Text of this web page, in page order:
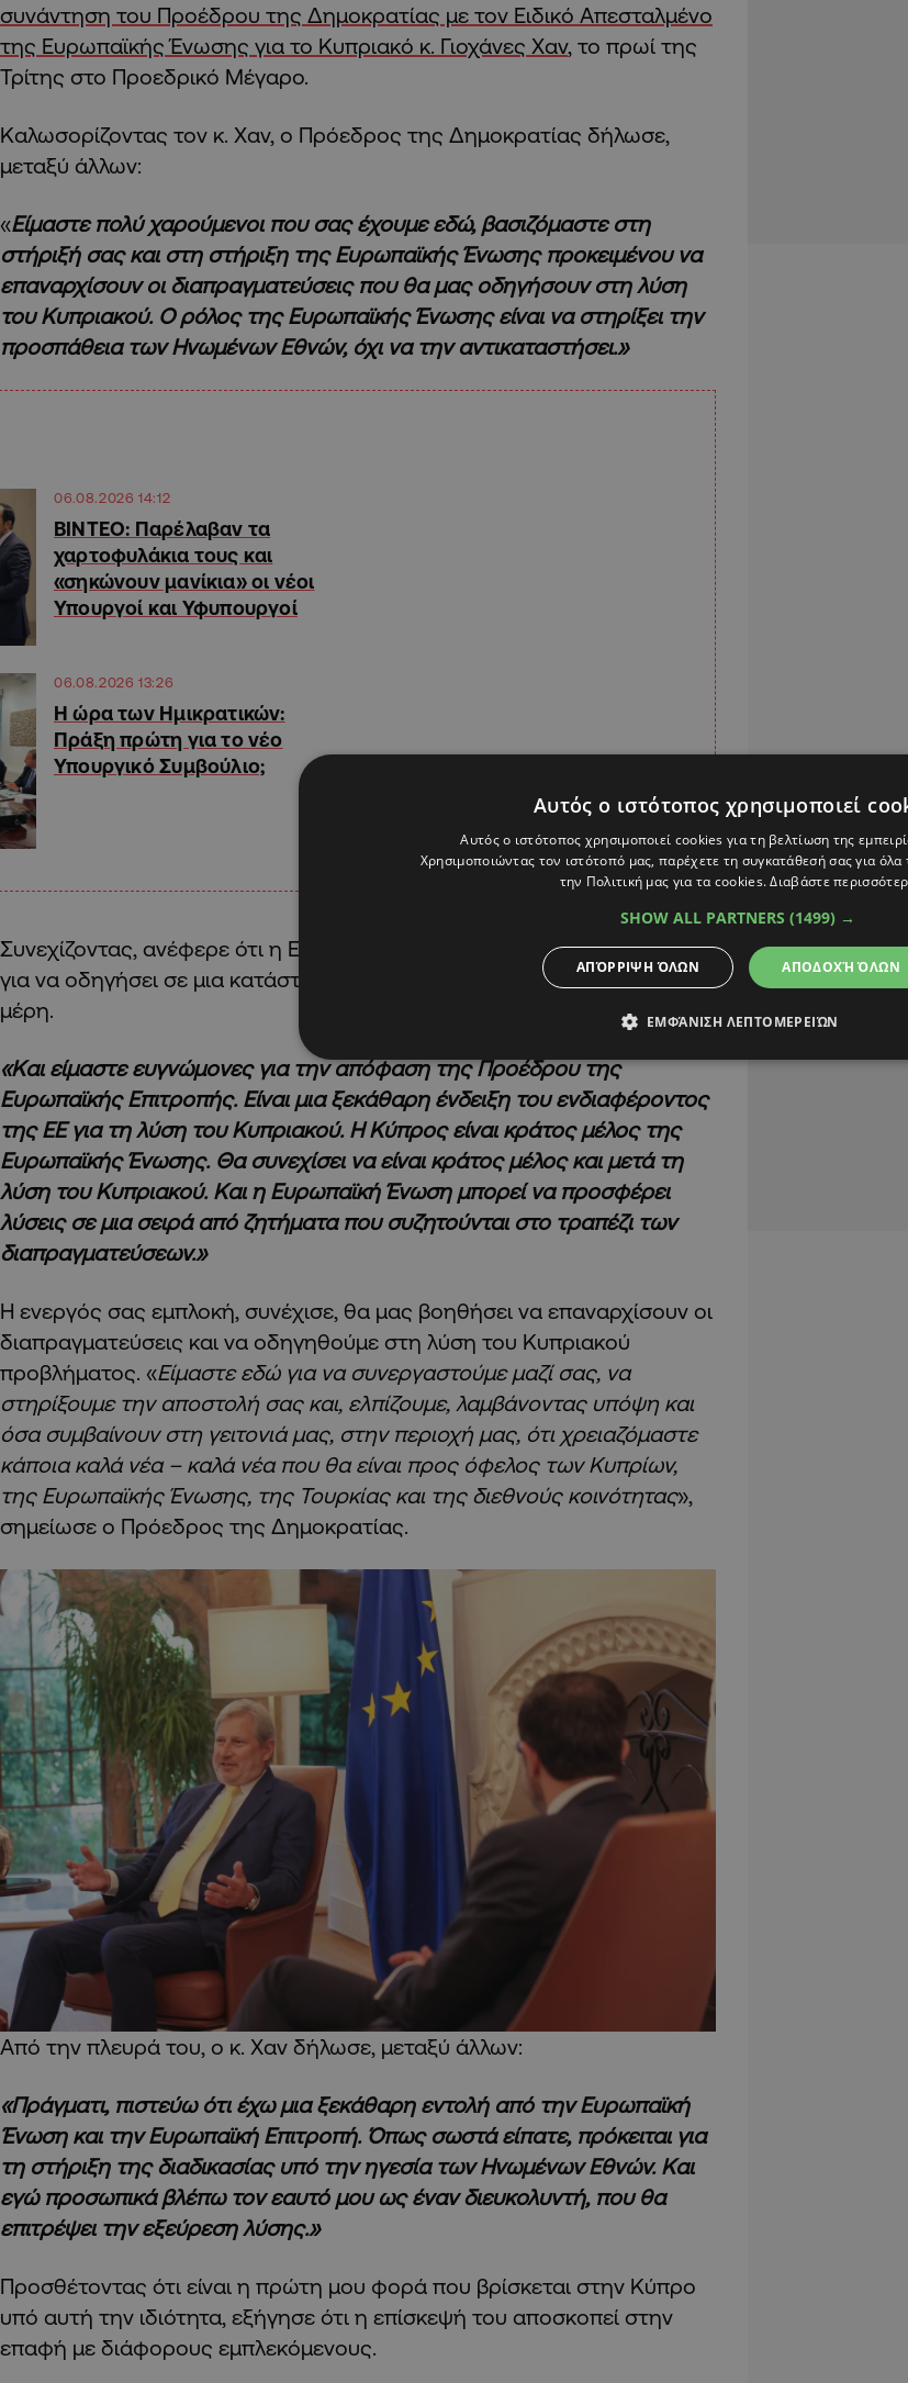
συνάντηση του Προέδρου της Δημοκρατίας με τον Ειδικό Απεσταλμένο
της Ευρωπαϊκής Ένωσης για το Κυπριακό κ. Γιοχάνες Χαν, το πρωί της
Τρίτης στο Προεδρικό Μέγαρο.
Καλωσορίζοντας τον κ. Χαν, ο Πρόεδρος της Δημοκρατίας δήλωσε,
μεταξύ άλλων:
«Είμαστε πολύ χαρούμενοι που σας έχουμε εδώ, βασιζόμαστε στη
στήριξή σας και στη στήριξη της Ευρωπαϊκής Ένωσης προκειμένου να
επαναρχίσουν οι διαπραγματεύσεις που θα μας οδηγήσουν στη λύση
του Κυπριακού. Ο ρόλος της Ευρωπαϊκής Ένωσης είναι να στηρίξει την
προσπάθεια των Ηνωμένων Εθνών, όχι να την αντικαταστήσει.»
06.08.2026 14:12
ΒΙΝΤΕΟ: Παρέλαβαν τα
χαρτοφυλάκια τους και
«σηκώνουν μανίκια» οι νέοι
Υπουργοί και Υφυπουργοί
06.08.2026 13:26
Η ώρα των Ημικρατικών:
Πράξη πρώτη για το νέο
Υπουργικό Συμβούλιο;
Συνεχίζοντας, ανέφερε ότι η Ευρωπαϊκή Ένωση διαθέτει τα εργαλεία
για να οδηγήσει σε μια κατάσταση win-win για όλα τα εμπλεκόμενα
μέρη.
«Και είμαστε ευγνώμονες για την απόφαση της Προέδρου της
Ευρωπαϊκής Επιτροπής. Είναι μια ξεκάθαρη ένδειξη του ενδιαφέροντος
της ΕΕ για τη λύση του Κυπριακού. Η Κύπρος είναι κράτος μέλος της
Ευρωπαϊκής Ένωσης. Θα συνεχίσει να είναι κράτος μέλος και μετά τη
λύση του Κυπριακού. Και η Ευρωπαϊκή Ένωση μπορεί να προσφέρει
λύσεις σε μια σειρά από ζητήματα που συζητούνται στο τραπέζι των
διαπραγματεύσεων.»
Η ενεργός σας εμπλοκή, συνέχισε, θα μας βοηθήσει να επαναρχίσουν οι
διαπραγματεύσεις και να οδηγηθούμε στη λύση του Κυπριακού
προβλήματος. «Είμαστε εδώ για να συνεργαστούμε μαζί σας, να
στηρίξουμε την αποστολή σας και, ελπίζουμε, λαμβάνοντας υπόψη και
όσα συμβαίνουν στη γειτονιά μας, στην περιοχή μας, ότι χρειαζόμαστε
κάποια καλά νέα – καλά νέα που θα είναι προς όφελος των Κυπρίων,
της Ευρωπαϊκής Ένωσης, της Τουρκίας και της διεθνούς κοινότητας»,
σημείωσε ο Πρόεδρος της Δημοκρατίας.
Από την πλευρά του, ο κ. Χαν δήλωσε, μεταξύ άλλων:
«Πράγματι, πιστεύω ότι έχω μια ξεκάθαρη εντολή από την Ευρωπαϊκή
Ένωση και την Ευρωπαϊκή Επιτροπή. Όπως σωστά είπατε, πρόκειται για
τη στήριξη της διαδικασίας υπό την ηγεσία των Ηνωμένων Εθνών. Και
εγώ προσωπικά βλέπω τον εαυτό μου ως έναν διευκολυντή, που θα
επιτρέψει την εξεύρεση λύσης.»
Προσθέτοντας ότι είναι η πρώτη μου φορά που βρίσκεται στην Κύπρο
υπό αυτή την ιδιότητα, εξήγησε ότι η επίσκεψή του αποσκοπεί στην
επαφή με διάφορους εμπλεκόμενους.
Αυτός ο ιστότοπος χρησιμοποιεί
Αυτός ο ιστότοπος χρησιμοποιεί cookies για τη βελτίωση της
Χρησιμοποιώντας τον ιστότοπό μας, παρέχετε τη συγκατάθεσή σας για
την Πολιτική μας για τα cookies.Διαβάστε
SHOW ALL PARTNERS (1499) →
ΑΠΟΔΟΧΉ ΌΛΩΝ
ΑΠΌΡΡΙΨΗ ΌΛΩΝ
ΕΜΦΆΝΙΣΗ ΛΕΠΤΟΜΕΡΕΙΏΝ